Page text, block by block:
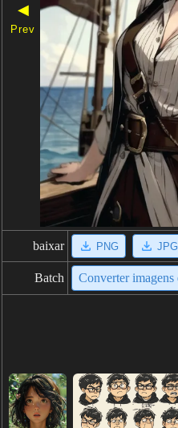
◀
Prev
baixar PNG JPG
Batch Converter imagens